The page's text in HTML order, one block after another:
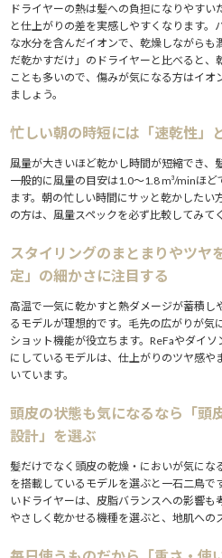
5.まとめ
6.関連記事
ドライヤーの熱は髪への負担になりやす
と仕上がりの差を実感しやすくなります。
な水分を含んだイオンで、乾燥しながらも
だ乾かすだけ」のドライヤーと比べると、
ことも多いので、傷みが気になる方はイ
ましょう。
忙しい朝の時短には「速乾性」
風量が大きいほど乾かし時間が短縮でき、
一般的に風量の目安は1.0〜1.8 m³/minほ
ます。朝の忙しい時間にサッと乾かしたい
の方は、風量スペックを必ず比較してみて
スタイリングのまとまりやツヤ
定」の細かさに注目する
高温で一気に乾かすと熱ダメージが蓄積し
るモデルが理想的です。毛先の広がりが気
ショット機能が役立ちます。ReFaやダイ
にしているモデルは、仕上がりのツヤ感
いています。
頭皮の状態も気になるなら「頭
設計」を選ぶ
髪だけでなく頭皮の乾燥・においが気にな
を搭載しているモデルを選ぶと一石二鳥で
いドライヤーは、皮脂バランスへの影響
やさしく乾かせる機種を選ぶと、地肌への